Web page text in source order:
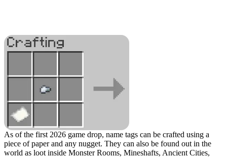
As of the first 2026 game drop, name tags can be crafted using a
piece of paper and any nugget. They can also be found out in the
world as loot inside Monster Rooms, Mineshafts, Ancient Cities,